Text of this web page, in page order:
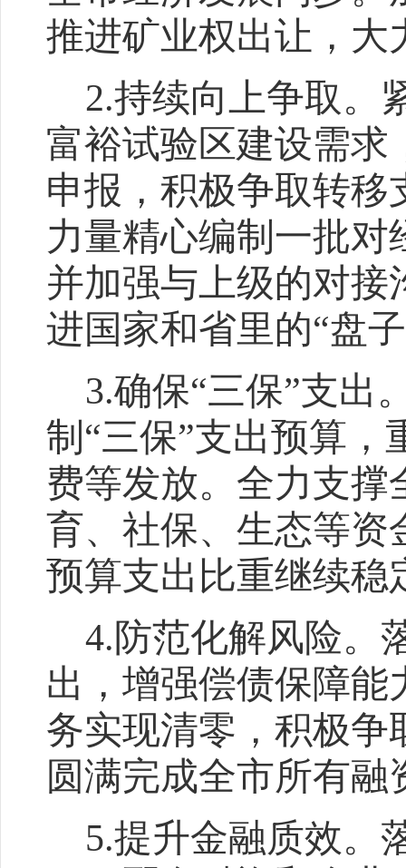
推进矿业权出让，大
2.持续向上争取。
富裕试验区建设需求
申报，积极争取转移
力量精心编制一批
并加强与上级的对接
进国家和省里的“盘
3.确保“三保”支出
制“三保”支出预算
费等发放。全力支撑
育、社保、生态等资
预算支出比重继续稳
4.防范化解风险。
出，增强偿债保障能
务实现清零，积极争
圆满完成全市所有
5.提升金融质效。